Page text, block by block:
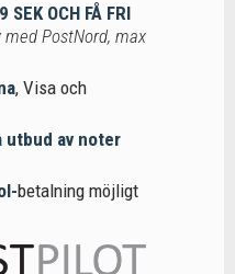
SEK OCH FÅ FRI
med PostNord, max
, Visa och
utbud av noter
betalning möjligt